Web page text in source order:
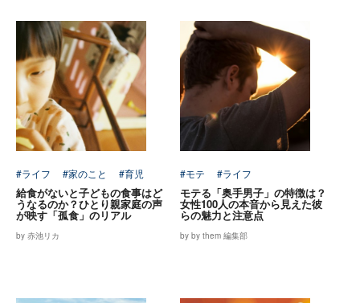
#ライフ #家のこと #育児
給食がないと子どもの食事はど
うなるのか？ひとり親家庭の声
が映す「孤食」のリアル
by 赤池リカ
#モテ #ライフ
モテる「奥手男子」の特徴は？
女性100人の本音から見えた彼
らの魅力と注意点
by by them 編集部